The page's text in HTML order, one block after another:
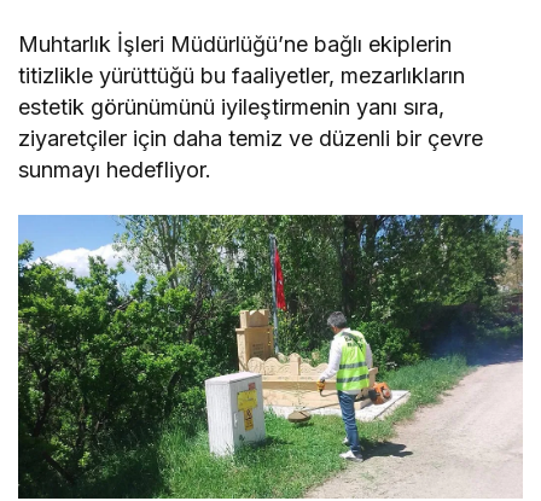
Muhtarlık İşleri Müdürlüğü’ne bağlı ekiplerin
titizlikle yürüttüğü bu faaliyetler, mezarlıkların
estetik görünümünü iyileştirmenin yanı sıra,
ziyaretçiler için daha temiz ve düzenli bir çevre
sunmayı hedefliyor.